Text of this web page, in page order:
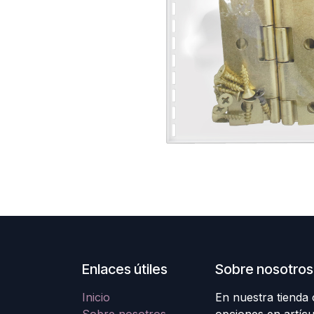
Enlaces útiles
Inicio
Sobre nosotros
En nuestra tienda